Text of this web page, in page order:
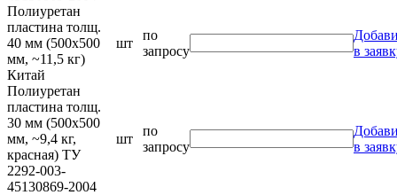
Полиуретан
пластина толщ.
40 мм (500х500
мм, ~11,5 кг)
Китай
шт
по
запросу
в
Полиуретан
пластина толщ.
30 мм (500х500
мм, ~9,4 кг,
красная) ТУ
2292-003-
45130869-2004
шт
по
запросу
в